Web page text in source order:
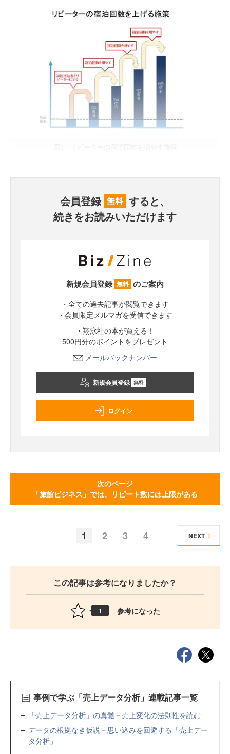
会員登録 無料 すると、
続きをお読みいただけます
新規会員登録 無料 のご案内
・全ての過去記事が閲覧できます
・会員限定メルマガを受信できます
・翔泳社の本が買える！
500円分のポイントをプレゼント
メールバックナンバー
新規会員登録 無料
ログイン
次のページ
「旅館ビジネス」では、リピート数には上限がある
1 2 3 4 NEXT
この記事は参考になりましたか？
1 参考になった
事例で学ぶ「売上データ分析」連載記事一覧
「売上データ分析」の真髄－売上変化の法則性を読む
データの根拠なき仮説－思い込みを回避する「売上デー
タ分析」